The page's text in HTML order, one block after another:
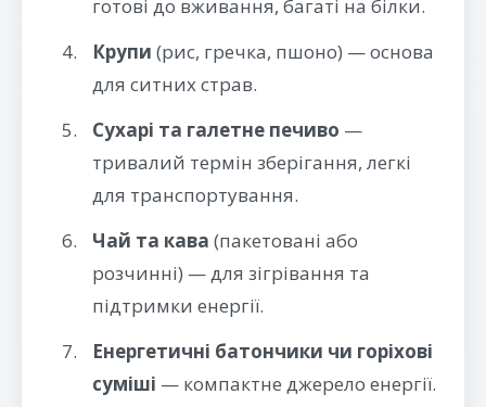
готові до вживання, багаті на білки.
Крупи (рис, гречка, пшоно) — основа
для ситних страв.
Сухарі та галетне печиво —
тривалий термін зберігання, легкі
для транспортування.
Чай та кава (пакетовані або
розчинні) — для зігрівання та
підтримки енергії.
Енергетичні батончики чи горіхові
суміші — компактне джерело енергії.